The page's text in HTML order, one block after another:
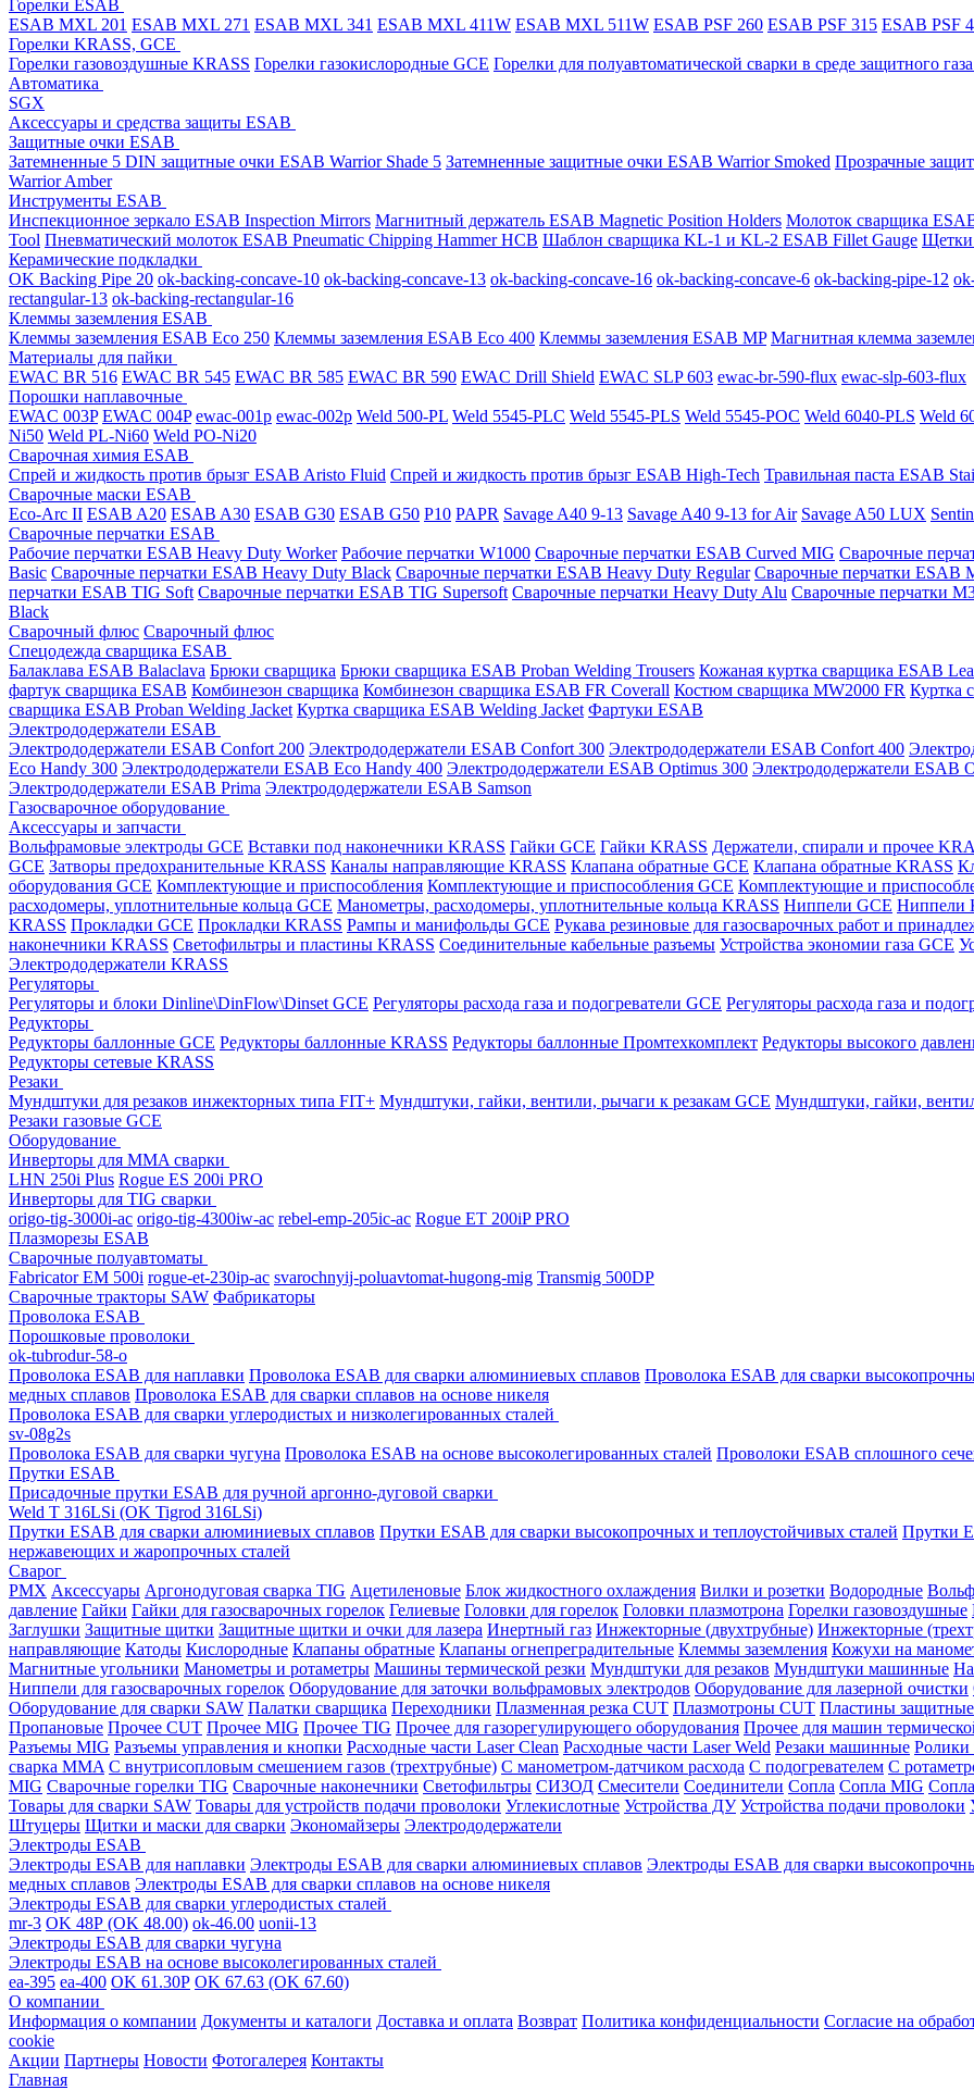
Горелки ESAB
ESAB MXL 201 ESAB MXL 271 ESAB MXL 341 ESAB MXL 411W ESAB MXL 511W ESAB PSF 260 ESAB PSF 315 ESAB PSF
Горелки KRASS, GCE
Горелки газовоздушные KRASS Горелки газокислородные GCE Горелки для полуавтоматической сварки в среде защитного
Автоматика
SGX
Аксессуары и средства защиты ESAB
Защитные очки ESAB
Затемненные 5 DIN защитные очки ESAB Warrior Shade 5 Затемненные защитные очки ESAB Warrior Smoked Прозрачные
Warrior Amber
Инструменты ESAB
Инспекционное зеркало ESAB Inspection Mirrors Магнитный держатель ESAB Magnetic Position Holders Молоток сварщика
Tool Пневматический молоток ESAB Pneumatic Chipping Hammer HCB Шаблон сварщика KL-1 и KL-2 ESAB Fillet Gauge Щетки
Керамические подкладки
OK Backing Pipe 20 ok-backing-concave-10 ok-backing-concave-13 ok-backing-concave-16 ok-backing-concave-6 ok-backing-pipe-12
rectangular-13 ok-backing-rectangular-16
Клеммы заземления ESAB
Клеммы заземления ESAB Eco 250 Клеммы заземления ESAB Eco 400 Клеммы заземления ESAB MP Магнитная клемма
Материалы для пайки
EWAC BR 516 EWAC BR 545 EWAC BR 585 EWAC BR 590 EWAC Drill Shield EWAC SLP 603 ewac-br-590-flux ewac-slp-603-flux
Порошки наплавочные
EWAC 003P EWAC 004P ewac-001p ewac-002p Weld 500-PL Weld 5545-PLC Weld 5545-PLS Weld 5545-POC Weld 6040-PLS Weld
Ni50 Weld PL-Ni60 Weld PO-Ni20
Сварочная химия ESAB
Спрей и жидкость против брызг ESAB Aristo Fluid Спрей и жидкость против брызг ESAB High-Tech Травильная паста ESAB
Сварочные маски ESAB
Eco-Arc II ESAB A20 ESAB A30 ESAB G30 ESAB G50 P10 PAPR Savage A40 9-13 Savage A40 9-13 for Air Savage A50 LUX
Сварочные перчатки ESAB
Рабочие перчатки ESAB Heavy Duty Worker Рабочие перчатки W1000 Сварочные перчатки ESAB Curved MIG Сварочные
Basic Сварочные перчатки ESAB Heavy Duty Black Сварочные перчатки ESAB Heavy Duty Regular Сварочные перчатки ESAB
перчатки ESAB TIG Soft Сварочные перчатки ESAB TIG Supersoft Сварочные перчатки Heavy Duty Alu Сварочные перчатки
Black
Сварочный флюс Сварочный флюс
Спецодежда сварщика ESAB
Балаклава ESAB Balaclava Брюки сварщика Брюки сварщика ESAB Proban Welding Trousers Кожаная куртка сварщика ESAB
фартук сварщика ESAB Комбинезон сварщика Комбинезон сварщика ESAB FR Coverall Костюм сварщика MW2000 FR Куртка
сварщика ESAB Proban Welding Jacket Куртка сварщика ESAB Welding Jacket Фартуки ESAB
Электрододержатели ESAB
Электрододержатели ESAB Confort 200 Электрододержатели ESAB Confort 300 Электрододержатели ESAB Confort 400
Eco Handy 300 Электрододержатели ESAB Eco Handy 400 Электрододержатели ESAB Optimus 300 Электрододержатели ESAB
Электрододержатели ESAB Prima Электрододержатели ESAB Samson
Газосварочное оборудование
Аксессуары и запчасти
Вольфрамовые электроды GCE Вставки под наконечники KRASS Гайки GCE Гайки KRASS Держатели, спирали и прочее
GCE Затворы предохранительные KRASS Каналы направляющие KRASS Клапана обратные GCE Клапана обратные KRASS
оборудования GCE Комплектующие и приспособления Комплектующие и приспособления GCE Комплектующие и
расходомеры, уплотнительные кольца GCE Манометры, расходомеры, уплотнительные кольца KRASS Ниппели GCE Ниппели
KRASS Прокладки GCE Прокладки KRASS Рампы и манифольды GCE Рукава резиновые для газосварочных работ и
наконечники KRASS Светофильтры и пластины KRASS Соединительные кабельные разъемы Устройства экономии газа GCE
Электрододержатели KRASS
Регуляторы
Регуляторы и блоки Dinline\DinFlow\Dinset GCE Регуляторы расхода газа и подогреватели GCE Регуляторы расхода газа и
Редукторы
Редукторы баллонные GCE Редукторы баллонные KRASS Редукторы баллонные Промтехкомплект Редукторы высокого
Редукторы сетевые KRASS
Резаки
Мундштуки для резаков инжекторных типа FIT+ Мундштуки, гайки, вентили, рычаги к резакам GCE Мундштуки, гайки,
Резаки газовые GCE
Оборудование
Инверторы для MMA сварки
LHN 250i Plus Rogue ES 200i PRO
Инверторы для TIG сварки
origo-tig-3000i-ac origo-tig-4300iw-ac rebel-emp-205ic-ac Rogue ET 200iP PRO
Плазморезы ESAB
Сварочные полуавтоматы
Fabricator EM 500i rogue-et-230ip-ac svarochnyij-poluavtomat-hugong-mig Transmig 500DP
Сварочные тракторы SAW Фабрикаторы
Проволока ESAB
Порошковые проволоки
ok-tubrodur-58-o
Проволока ESAB для наплавки Проволока ESAB для сварки алюминиевых сплавов Проволока ESAB для сварки
медных сплавов Проволока ESAB для сварки сплавов на основе никеля
Проволока ESAB для сварки углеродистых и низколегированных сталей
sv-08g2s
Проволока ESAB для сварки чугуна Проволока ESAB на основе высоколегированных сталей Проволоки ESAB сплошного
Прутки ESAB
Присадочные прутки ESAB для ручной аргонно-дуговой сварки
Weld T 316LSi (OK Tigrod 316LSi)
Прутки ESAB для сварки алюминиевых сплавов Прутки ESAB для сварки высокопрочных и теплоустойчивых сталей Прутки
нержавеющих и жаропрочных сталей
Сварог
PMX Аксессуары Аргонодуговая сварка TIG Ацетиленовые Блок жидкостного охлаждения Вилки и розетки Водородные
давление Гайки Гайки для газосварочных горелок Гелиевые Головки для горелок Головки плазмотрона Горелки газовоздушные
Заглушки Защитные щитки Защитные щитки и очки для лазера Инертный газ Инжекторные (двухтрубные) Инжекторные
направляющие Катоды Кислородные Клапаны обратные Клапаны огнепреградительные Клеммы заземления Кожухи на
Магнитные угольники Манометры и ротаметры Машины термической резки Мундштуки для резаков Мундштуки машинные
Ниппели для газосварочных горелок Оборудование для заточки вольфрамовых электродов Оборудование для лазерной очистки
Оборудование для сварки SAW Палатки сварщика Переходники Плазменная резка CUT Плазмотроны CUT Пластины защитные
Пропановые Прочее CUT Прочее MIG Прочее TIG Прочее для газорегулирующего оборудования Прочее для машин
Разъемы MIG Разъемы управления и кнопки Расходные части Laser Clean Расходные части Laser Weld Резаки машинные
сварка MMA С внутрисопловым смешением газов (трехтрубные) С манометром-датчиком расхода С подогревателем С
MIG Сварочные горелки TIG Сварочные наконечники Светофильтры СИЗОД Смесители Соединители Сопла Сопла MIG
Товары для сварки SAW Товары для устройств подачи проволоки Углекислотные Устройства ДУ Устройства подачи проволоки
Штуцеры Щитки и маски для сварки Экономайзеры Электрододержатели
Электроды ESAB
Электроды ESAB для наплавки Электроды ESAB для сварки алюминиевых сплавов Электроды ESAB для сварки
медных сплавов Электроды ESAB для сварки сплавов на основе никеля
Электроды ESAB для сварки углеродистых сталей
mr-3 OK 48Р (OK 48.00) ok-46.00 uonii-13
Электроды ESAB для сварки чугуна
Электроды ESAB на основе высоколегированных сталей
ea-395 ea-400 OK 61.30Р OK 67.63 (OK 67.60)
О компании
Информация о компании Документы и каталоги Доставка и оплата Возврат Политика конфиденциальности Согласие на
cookie
Акции Партнеры Новости Фотогалерея Контакты
Главная